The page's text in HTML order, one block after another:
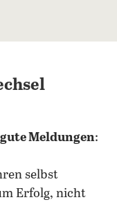
gute Meldungen:
selbst
Erfolg, nicht